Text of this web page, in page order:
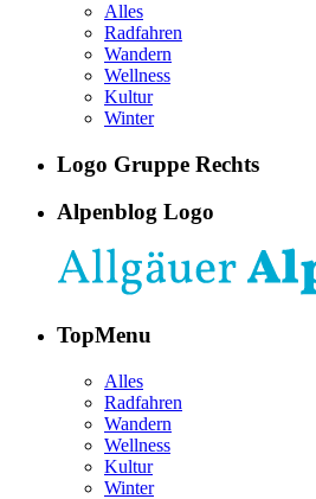
Alles
Radfahren
Wandern
Wellness
Kultur
Winter
Logo Gruppe Rechts
Alpenblog Logo
TopMenu
Alles
Radfahren
Wandern
Wellness
Kultur
Winter